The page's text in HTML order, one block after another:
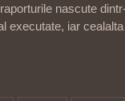
nascute
executate, iar cealalta